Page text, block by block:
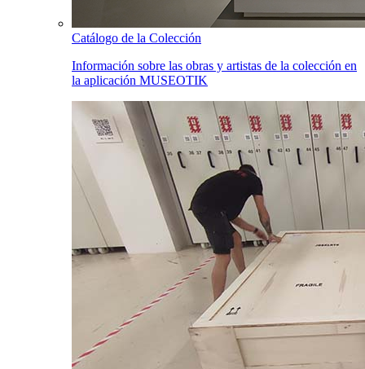
Catálogo de la Colección
Información sobre las obras y artistas de la colección en
la aplicación MUSEOTIK